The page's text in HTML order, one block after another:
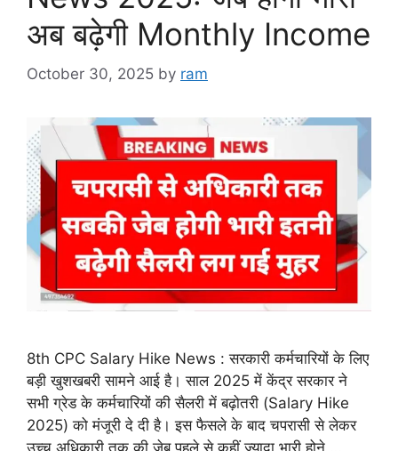
अब बढ़ेगी Monthly Income
October 30, 2025 by ram
8th CPC Salary Hike News : सरकारी कर्मचारियों के लिए
बड़ी खुशखबरी सामने आई है। साल 2025 में केंद्र सरकार ने
सभी ग्रेड के कर्मचारियों की सैलरी में बढ़ोतरी (Salary Hike
2025) को मंजूरी दे दी है। इस फैसले के बाद चपरासी से लेकर
उच्च अधिकारी तक की जेब पहले से कहीं ज्यादा भारी होने …